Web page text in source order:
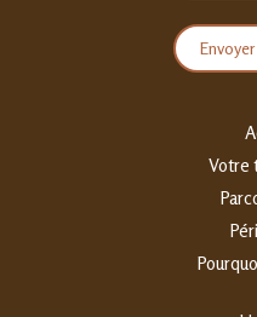
Votre